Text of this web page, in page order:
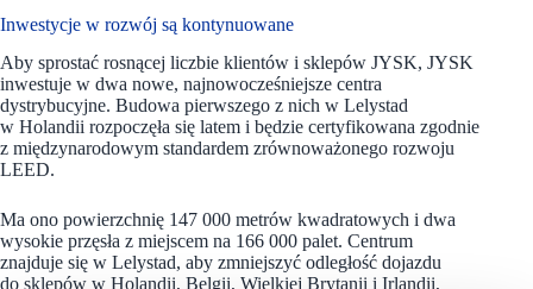
Inwestycje w rozwój są kontynuowane
Aby sprostać rosnącej liczbie klientów i sklepów JYSK, JYSK
inwestuje w dwa nowe, najnowocześniejsze centra
dystrybucyjne. Budowa pierwszego z nich w Lelystad
w Holandii rozpoczęła się latem i będzie certyfikowana zgodnie
z międzynarodowym standardem zrównoważonego rozwoju
LEED.
Ma ono powierzchnię 147 000 metrów kwadratowych i dwa
wysokie przęsła z miejscem na 166 000 palet. Centrum
znajduje się w Lelystad, aby zmniejszyć odległość dojazdu
do sklepów w Holandii, Belgii, Wielkiej Brytanii i Irlandii,